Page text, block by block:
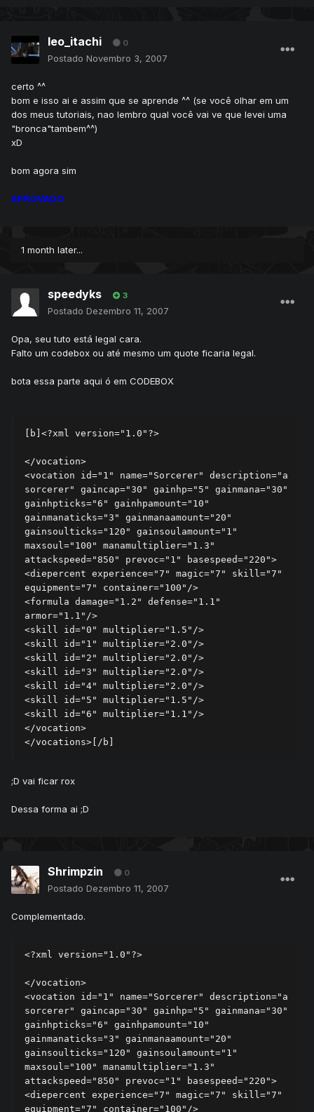
leo_itachi 0
Postado Novembro 3, 2007
certo ^^
bom e isso ai e assim que se aprende ^^ (se você olhar em um
dos meus tutoriais, nao lembro qual você vai ve que levei uma
"bronca"tambem^^)
xD
bom agora sim
APROVADO
1 month later...
speedyks 3
Postado Dezembro 11, 2007
Opa, seu tuto está legal cara.
Falto um codebox ou até mesmo um quote ficaria legal.
bota essa parte aqui ó em CODEBOX
[b]<?xml version="1.0"?>
</vocation>
<vocation id="1" name="Sorcerer" description="a
sorcerer" gaincap="30" gainhp="5" gainmana="30"
gainhpticks="6" gainhpamount="10"
gainmanaticks="3" gainmanaamount="20"
gainsoulticks="120" gainsoulamount="1"
maxsoul="100" manamultiplier="1.3"
attackspeed="850" prevoc="1" basespeed="220">
<diepercent experience="7" magic="7" skill="7"
equipment="7" container="100"/>
<formula damage="1.2" defense="1.1"
armor="1.1"/>
<skill id="0" multiplier="1.5"/>
<skill id="1" multiplier="2.0"/>
<skill id="2" multiplier="2.0"/>
<skill id="3" multiplier="2.0"/>
<skill id="4" multiplier="2.0"/>
<skill id="5" multiplier="1.5"/>
<skill id="6" multiplier="1.1"/>
</vocation>
</vocations>[/b]
;D vai ficar rox
Dessa forma ai ;D
Shrimpzin 0
Postado Dezembro 11, 2007
Complementado.
<?xml version="1.0"?>
</vocation>
<vocation id="1" name="Sorcerer" description="a
sorcerer" gaincap="30" gainhp="5" gainmana="30"
gainhpticks="6" gainhpamount="10"
gainmanaticks="3" gainmanaamount="20"
gainsoulticks="120" gainsoulamount="1"
maxsoul="100" manamultiplier="1.3"
attackspeed="850" prevoc="1" basespeed="220">
<diepercent experience="7" magic="7" skill="7"
equipment="7" container="100"/>